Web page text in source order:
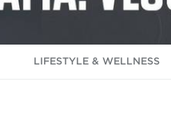
LIFESTYLE & WELLNESS